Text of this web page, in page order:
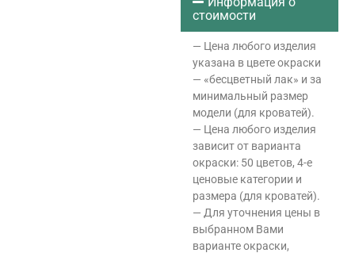
стоимости
— Цена любого изделия
указана в цвете окраски
— «бесцветный лак» и за
минимальный размер
модели (для кроватей).
— Цена любого изделия
зависит от варианта
окраски: 50 цветов, 4-е
ценовые категории и
размера (для кроватей).
— Для уточнения цены в
выбранном Вами
варианте окраски,